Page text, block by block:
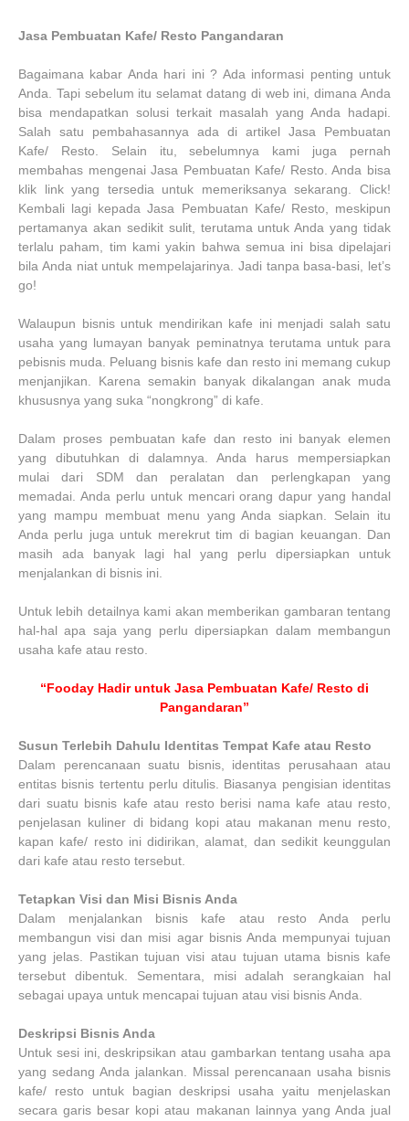
Jasa Pembuatan Kafe/ Resto Pangandaran
Bagaimana kabar Anda hari ini ? Ada informasi penting untuk
Anda. Tapi sebelum itu selamat datang di web ini, dimana Anda
bisa mendapatkan solusi terkait masalah yang Anda hadapi.
Salah satu pembahasannya ada di artikel Jasa Pembuatan
Kafe/ Resto. Selain itu, sebelumnya kami juga pernah
membahas mengenai Jasa Pembuatan Kafe/ Resto. Anda bisa
klik link yang tersedia untuk memeriksanya sekarang. Click!
Kembali lagi kepada Jasa Pembuatan Kafe/ Resto, meskipun
pertamanya akan sedikit sulit, terutama untuk Anda yang tidak
terlalu paham, tim kami yakin bahwa semua ini bisa dipelajari
bila Anda niat untuk mempelajarinya. Jadi tanpa basa-basi, let’s
go!
Walaupun bisnis untuk mendirikan kafe ini menjadi salah satu
usaha yang lumayan banyak peminatnya terutama untuk para
pebisnis muda. Peluang bisnis kafe dan resto ini memang cukup
menjanjikan. Karena semakin banyak dikalangan anak muda
khususnya yang suka “nongkrong” di kafe.
Dalam proses pembuatan kafe dan resto ini banyak elemen
yang dibutuhkan di dalamnya. Anda harus mempersiapkan
mulai dari SDM dan peralatan dan perlengkapan yang
memadai. Anda perlu untuk mencari orang dapur yang handal
yang mampu membuat menu yang Anda siapkan. Selain itu
Anda perlu juga untuk merekrut tim di bagian keuangan. Dan
masih ada banyak lagi hal yang perlu dipersiapkan untuk
menjalankan di bisnis ini.
Untuk lebih detailnya kami akan memberikan gambaran tentang
hal-hal apa saja yang perlu dipersiapkan dalam membangun
usaha kafe atau resto.
“Fooday Hadir untuk Jasa Pembuatan Kafe/ Resto di
Pangandaran”
Susun Terlebih Dahulu Identitas Tempat Kafe atau Resto
Dalam perencanaan suatu bisnis, identitas perusahaan atau
entitas bisnis tertentu perlu ditulis. Biasanya pengisian identitas
dari suatu bisnis kafe atau resto berisi nama kafe atau resto,
penjelasan kuliner di bidang kopi atau makanan menu resto,
kapan kafe/ resto ini didirikan, alamat, dan sedikit keunggulan
dari kafe atau resto tersebut.
Tetapkan Visi dan Misi Bisnis Anda
Dalam menjalankan bisnis kafe atau resto Anda perlu
membangun visi dan misi agar bisnis Anda mempunyai tujuan
yang jelas. Pastikan tujuan visi atau tujuan utama bisnis kafe
tersebut dibentuk. Sementara, misi adalah serangkaian hal
sebagai upaya untuk mencapai tujuan atau visi bisnis Anda.
Deskripsi Bisnis Anda
Untuk sesi ini, deskripsikan atau gambarkan tentang usaha apa
yang sedang Anda jalankan. Missal perencanaan usaha bisnis
kafe/ resto untuk bagian deskripsi usaha yaitu menjelaskan
secara garis besar kopi atau makanan lainnya yang Anda jual